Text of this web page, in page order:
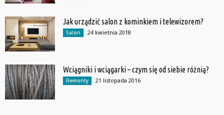
Jak urządzić salon z kominkiem i telewizorem?
Salon 24 kwietnia 2018
Wciągniki i wciągarki – czym się od siebie różnią?
Remonty 21 listopada 2016